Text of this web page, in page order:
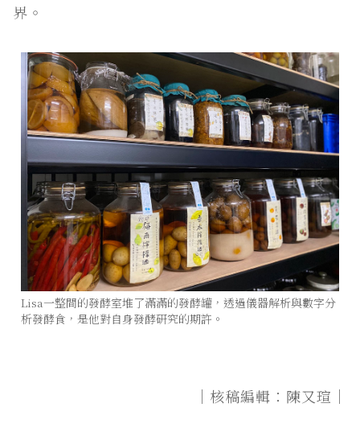
界。
Lisa一整間的發酵室堆了滿滿的發酵罐，透過儀器解析與數字分
析發酵食，是他對自身發酵研究的期許。
｜核稿編輯：陳又瑄｜